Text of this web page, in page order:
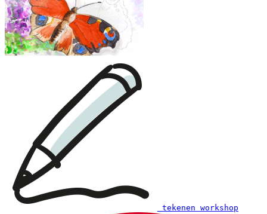
Please note: The prints are not an entrance ticket: to
participate in a workshop, one still needs to register
on this website.
Each printout contains different examples of workshops
so you can choose the one that suits you best:
Examples of creative workshops up to €28:
tekenen workshop